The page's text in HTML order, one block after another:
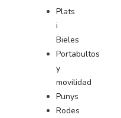
Plats
i
Bieles
Portabultos
y
movilidad
Punys
Rodes